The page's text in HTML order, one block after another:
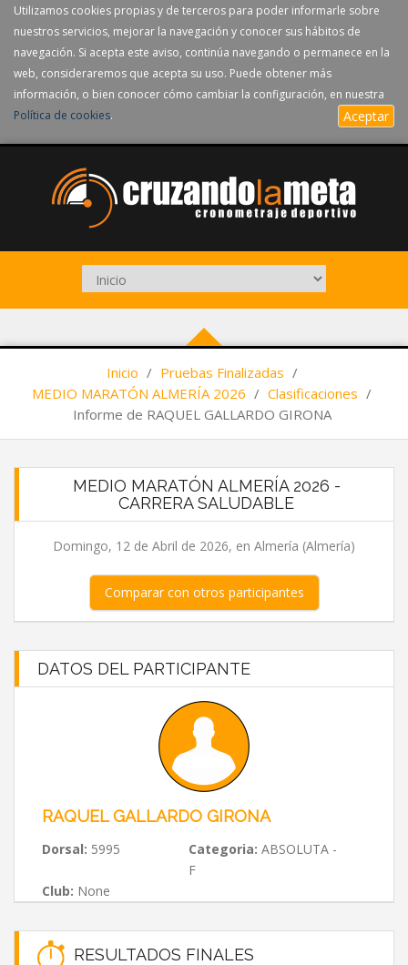
Utilizamos cookies propias y de terceros para poder informarle sobre
nuestros servicios, mejorar la navegación y conocer sus hábitos de
navegación. Si acepta este aviso, continúa navegando o permanece en la
web, consideraremos que acepta su uso. Puede obtener más
información, o bien conocer cómo cambiar la configuración, en nuestra
Política de cookies. Aceptar
Inicio / Pruebas Finalizadas /
MEDIO MARATÓN ALMERÍA 2026 / Clasificaciones /
Informe de RAQUEL GALLARDO GIRONA
MEDIO MARATÓN ALMERÍA 2026 -
CARRERA SALUDABLE
Domingo, 12 de Abril de 2026, en Almería (Almería)
Comparar con otros participantes
DATOS DEL PARTICIPANTE
RAQUEL GALLARDO GIRONA
Dorsal: 5995 Categoria: ABSOLUTA -
F
Club: None
RESULTADOS FINALES